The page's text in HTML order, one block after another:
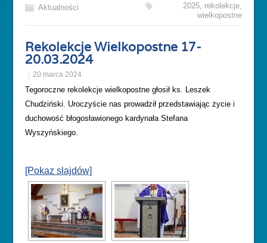
Aktualności 2025, rekolekcje,
wielkopostne
Rekolekcje Wielkopostne 17-
20.03.2024
20 marca 2024
Tegoroczne rekolekcje wielkopostne głosił ks. Leszek
Chudziński. Uroczyście nas prowadził przedstawiając życie i
duchowość błogosławionego kardynała Stefana
Wyszyńskiego.
[Pokaz slajdów]